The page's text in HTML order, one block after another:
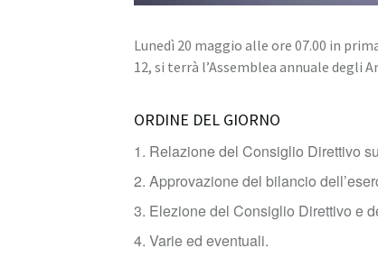
Lunedì 20 maggio alle ore 07.00 in
12, si terrà l’Assemblea annuale degli
ORDINE DEL GIORNO
Relazione del Consiglio Direttivo
Approvazione del bilancio
Elezione del Consiglio Direttivo e
Varie ed eventuali.